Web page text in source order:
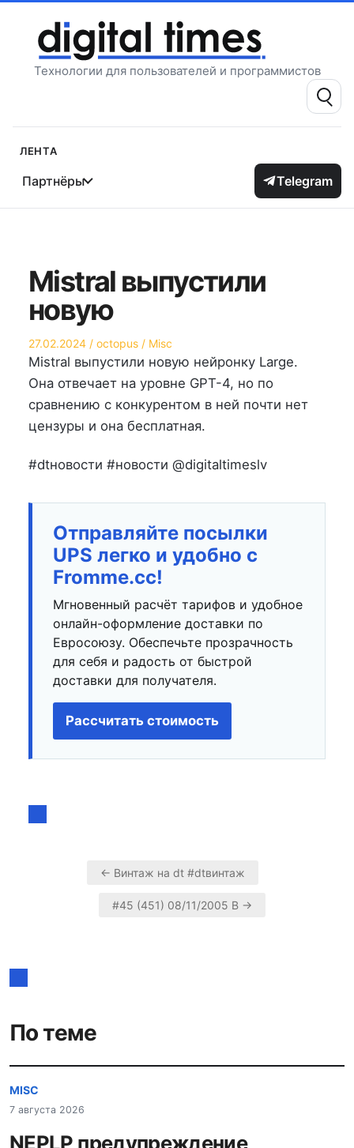
содержимому
Технологии для пользователей и программистов
Поиск:
Лента
Партнёры Telegram
Mistral выпустили
новую
Опубликовано
на
27.02.2024 Автор
octopus
Опубликовано
в
Misc
Mistral выпустили новую нейронку Large.
Она отвечает на уровне GPT-4, но по
сравнению с конкурентом в ней почти нет
цензуры и она бесплатная.
#dtновости #новости @digitaltimeslv
Отправляйте посылки
UPS легко и удобно с
Fromme.cc!
Мгновенный расчёт тарифов и удобное
онлайн-оформление доставки по
Евросоюзу. Обеспечьте прозрачность
для себя и радость от быстрой
доставки для получателя.
Рассчитать стоимость
Навигация
← Винтаж на dt #dtвинтаж
#45 (451) 08/11/2005 В →
По теме
MISC
7 августа 2026
NEPLP предупреждение